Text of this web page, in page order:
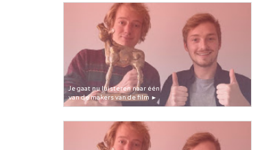
Je gaat nu luisteren naar één
van de makers van de film ►